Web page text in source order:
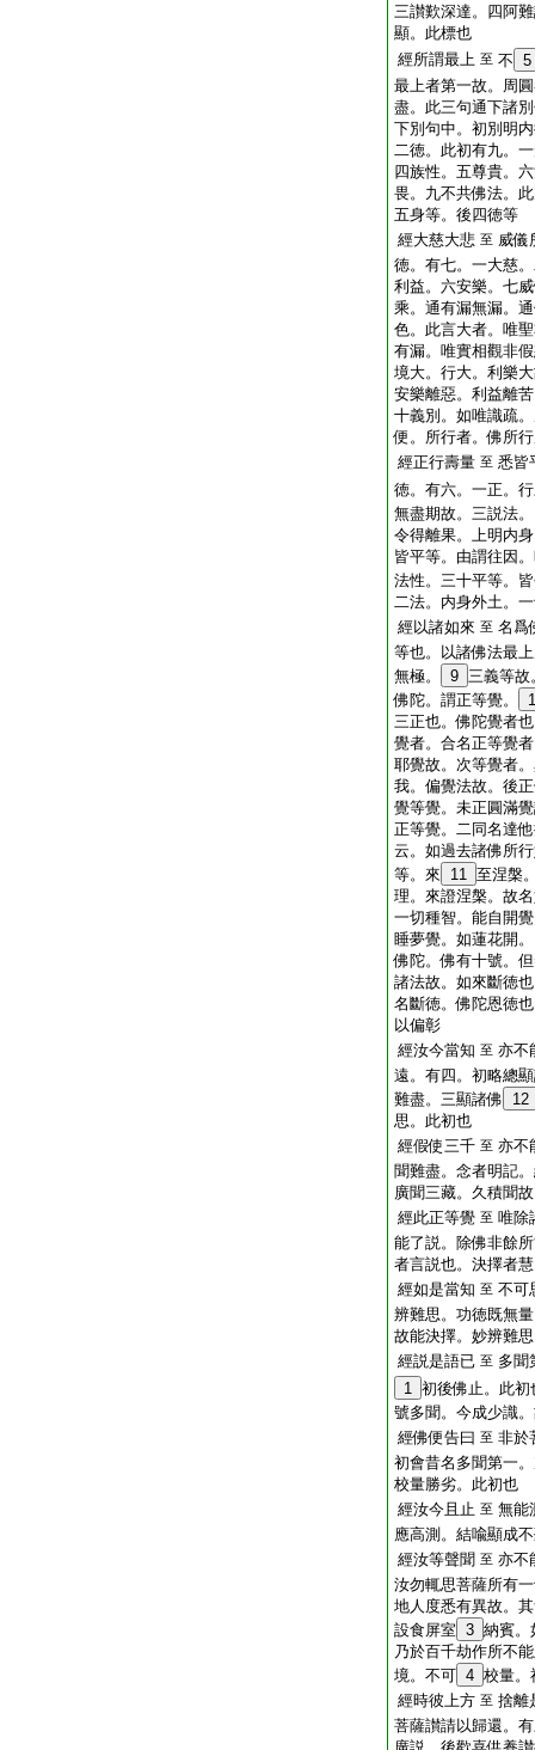
三讃歎深達。四阿
顯。此標也
經所謂最上 至 不 5
最上者第一故。周
盡。此三句通下諸
下別句中。初別明
二徳。此初有九。
四族性。五尊貴。
畏。九不共佛法。
五身等。後四徳等
經大慈大悲 至 威
徳。有七。一大慈
利益。六安樂。七
乘。通有漏無漏。
色。此言大者。唯
有漏。唯實相觀非
境大。行大。利樂
安樂離惡。利益離
十義別。如唯識疏
便。所行者。佛所
經正行壽量 至 悉皆
徳。有六。一正。
無盡期故。三説法
令得離果。上明内
皆平等。由謂往因
法性。三十平等。
二法。内身外土。
經以諸如來 至 名爲
等也。以諸佛法最
無極。
9 三義等故
佛陀。謂正等覺。
三正也。佛陀覺者
覺者。合名正等覺
耶覺故。次等覺者
我。偏覺法故。後
覺等覺。未正圓滿
正等覺。二同名達
云。如過去諸佛所
等。來
11 至涅槃
理。來證涅槃。故
一切種智。能自開
睡夢覺。如蓮花開
佛陀。佛有十號。
諸法故。如來斷徳
名斷徳。佛陀恩徳
以偏彰
經汝今當知 至 亦不
遠。有四。初略總
難盡。三顯諸佛
12
思。此初也
經假使三千 至 亦不
聞難盡。念者明記
廣聞三藏。久積聞故
經此正等覺 至 唯除
能了説。除佛非餘
者言説也。決擇者
經如是當知 至 不可
辨難思。功徳既無
故能決擇。妙辨難
經説是語已 至 多聞
1 初後佛止。此
號多聞。今成少識
經佛便告曰 至 非於
初會昔名多聞第一
校量勝劣。此初也
經汝今且止 至 無能
應高測。結喩顯成
經汝等聲聞 至 亦不
汝勿輒思菩薩所有
地人度悉有異故。
設食屏室 3 納賓。
乃於百千劫作所不
境。不可 4 校量。
經時彼上方 至 捨離
菩薩讃請以歸還。